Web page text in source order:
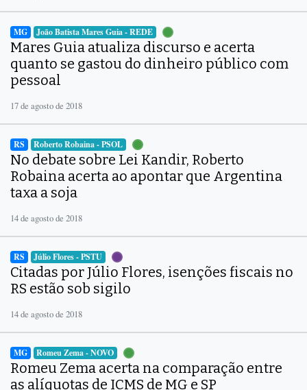
MG João Batista Mares Guia - REDE
Mares Guia atualiza discurso e acerta
quanto se gastou do dinheiro público com
pessoal
17 de agosto de 2018
RS Roberto Robaina - PSOL
No debate sobre Lei Kandir, Roberto
Robaina acerta ao apontar que Argentina
taxa a soja
14 de agosto de 2018
RS Júlio Flores - PSTU
Citadas por Júlio Flores, isenções fiscais no
RS estão sob sigilo
14 de agosto de 2018
MG Romeu Zema - NOVO
Romeu Zema acerta na comparação entre
as alíquotas de ICMS de MG e SP